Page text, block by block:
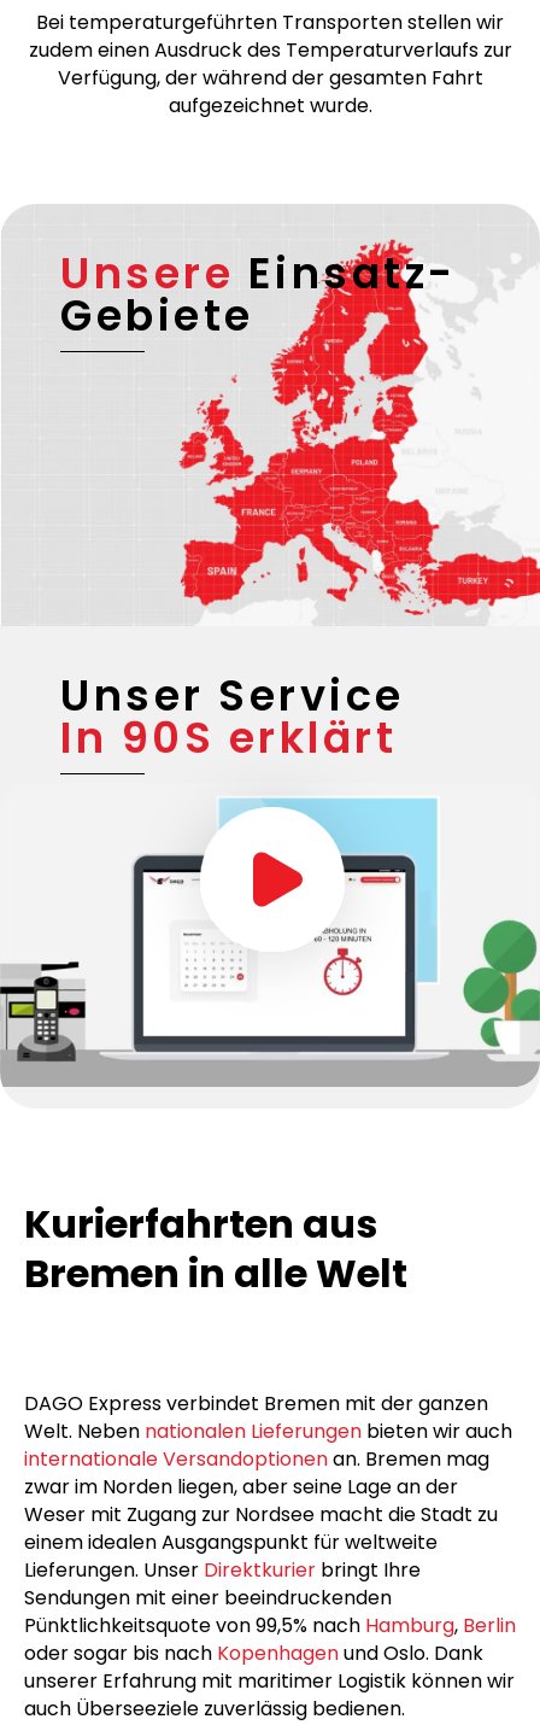
Bei temperaturgeführten Transporten stellen wir
zudem einen Ausdruck des Temperaturverlaufs zur
Verfügung, der während der gesamten Fahrt
aufgezeichnet wurde.
Unsere Einsatz-
Gebiete
Unser Service
In 90S erklärt
Kurierfahrten aus
Bremen in alle Welt
DAGO Express verbindet Bremen mit der ganzen
Welt. Neben nationalen Lieferungen bieten wir auch
internationale Versandoptionenan. Bremen mag
zwar im Norden liegen, aber seine Lage an der
Weser mit Zugang zur Nordsee macht die Stadt zu
einem idealen Ausgangspunkt für weltweite
Lieferungen. Unser Direktkurier bringt Ihre
Sendungen mit einer beeindruckenden
Pünktlichkeitsquote von 99,5% nach Hamburg, Berlin
oder sogar bis nach Kopenhagenund Oslo. Dank
unserer Erfahrung mit maritimer Logistik können wir
auch Überseeziele zuverlässig bedienen.